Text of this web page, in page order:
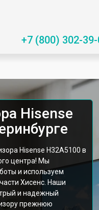
+7 (800) 302-
Hisense
Hisense H32A5100 в
центра! Мы
и используем
Хисенс. Наши
и надежный
прежнюю